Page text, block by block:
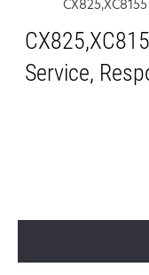
Service,